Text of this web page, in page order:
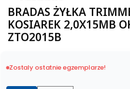
BRADAS ŻYŁKA
KOSIAREK 2,0X15MB
ZTO2015B
Zostaly ostatnie egzemplarze!